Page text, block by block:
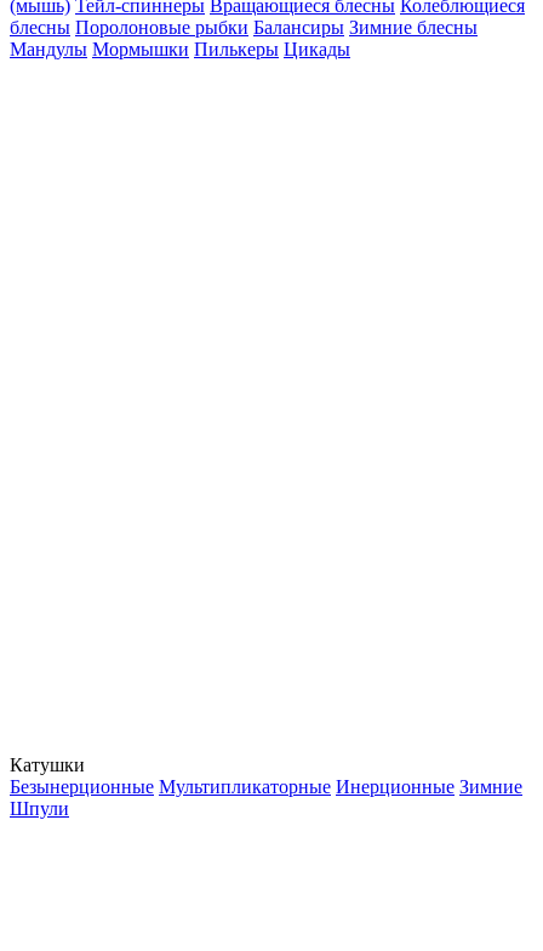
(мышь) Тейл-спиннеры Вращающиеся блесны Колеблющиеся
блесны Поролоновые рыбки Балансиры Зимние блесны
Мандулы Мормышки Пилькеры Цикады
Катушки
Безынерционные Мультипликаторные Инерционные Зимние
Шпули